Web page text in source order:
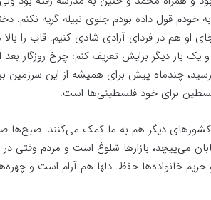
خودم قول داده بودم جلوی نبیله گریه نکنم.
هم در فردای آزادی شادی کنیم. قاب را بالا
بار دیگر برایش تعریف کنم: چرخ روزگار بعد
چندماه پیش برای همیشه از این سرزمین
برای خود فلسطینی‌ها است.
کشورهای دیگر هم به ما کمک می‌کنند. صبح‌ها
می‌پیچد، بازارها شلوغ است و مردم وقتی در
خانواده‌ها حفظ. دلها هم آرام است و